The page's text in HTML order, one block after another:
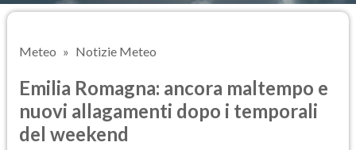
Meteo Notizie Meteo
Emilia Romagna: ancora maltempo e
nuovi allagamenti dopo i temporali
del weekend